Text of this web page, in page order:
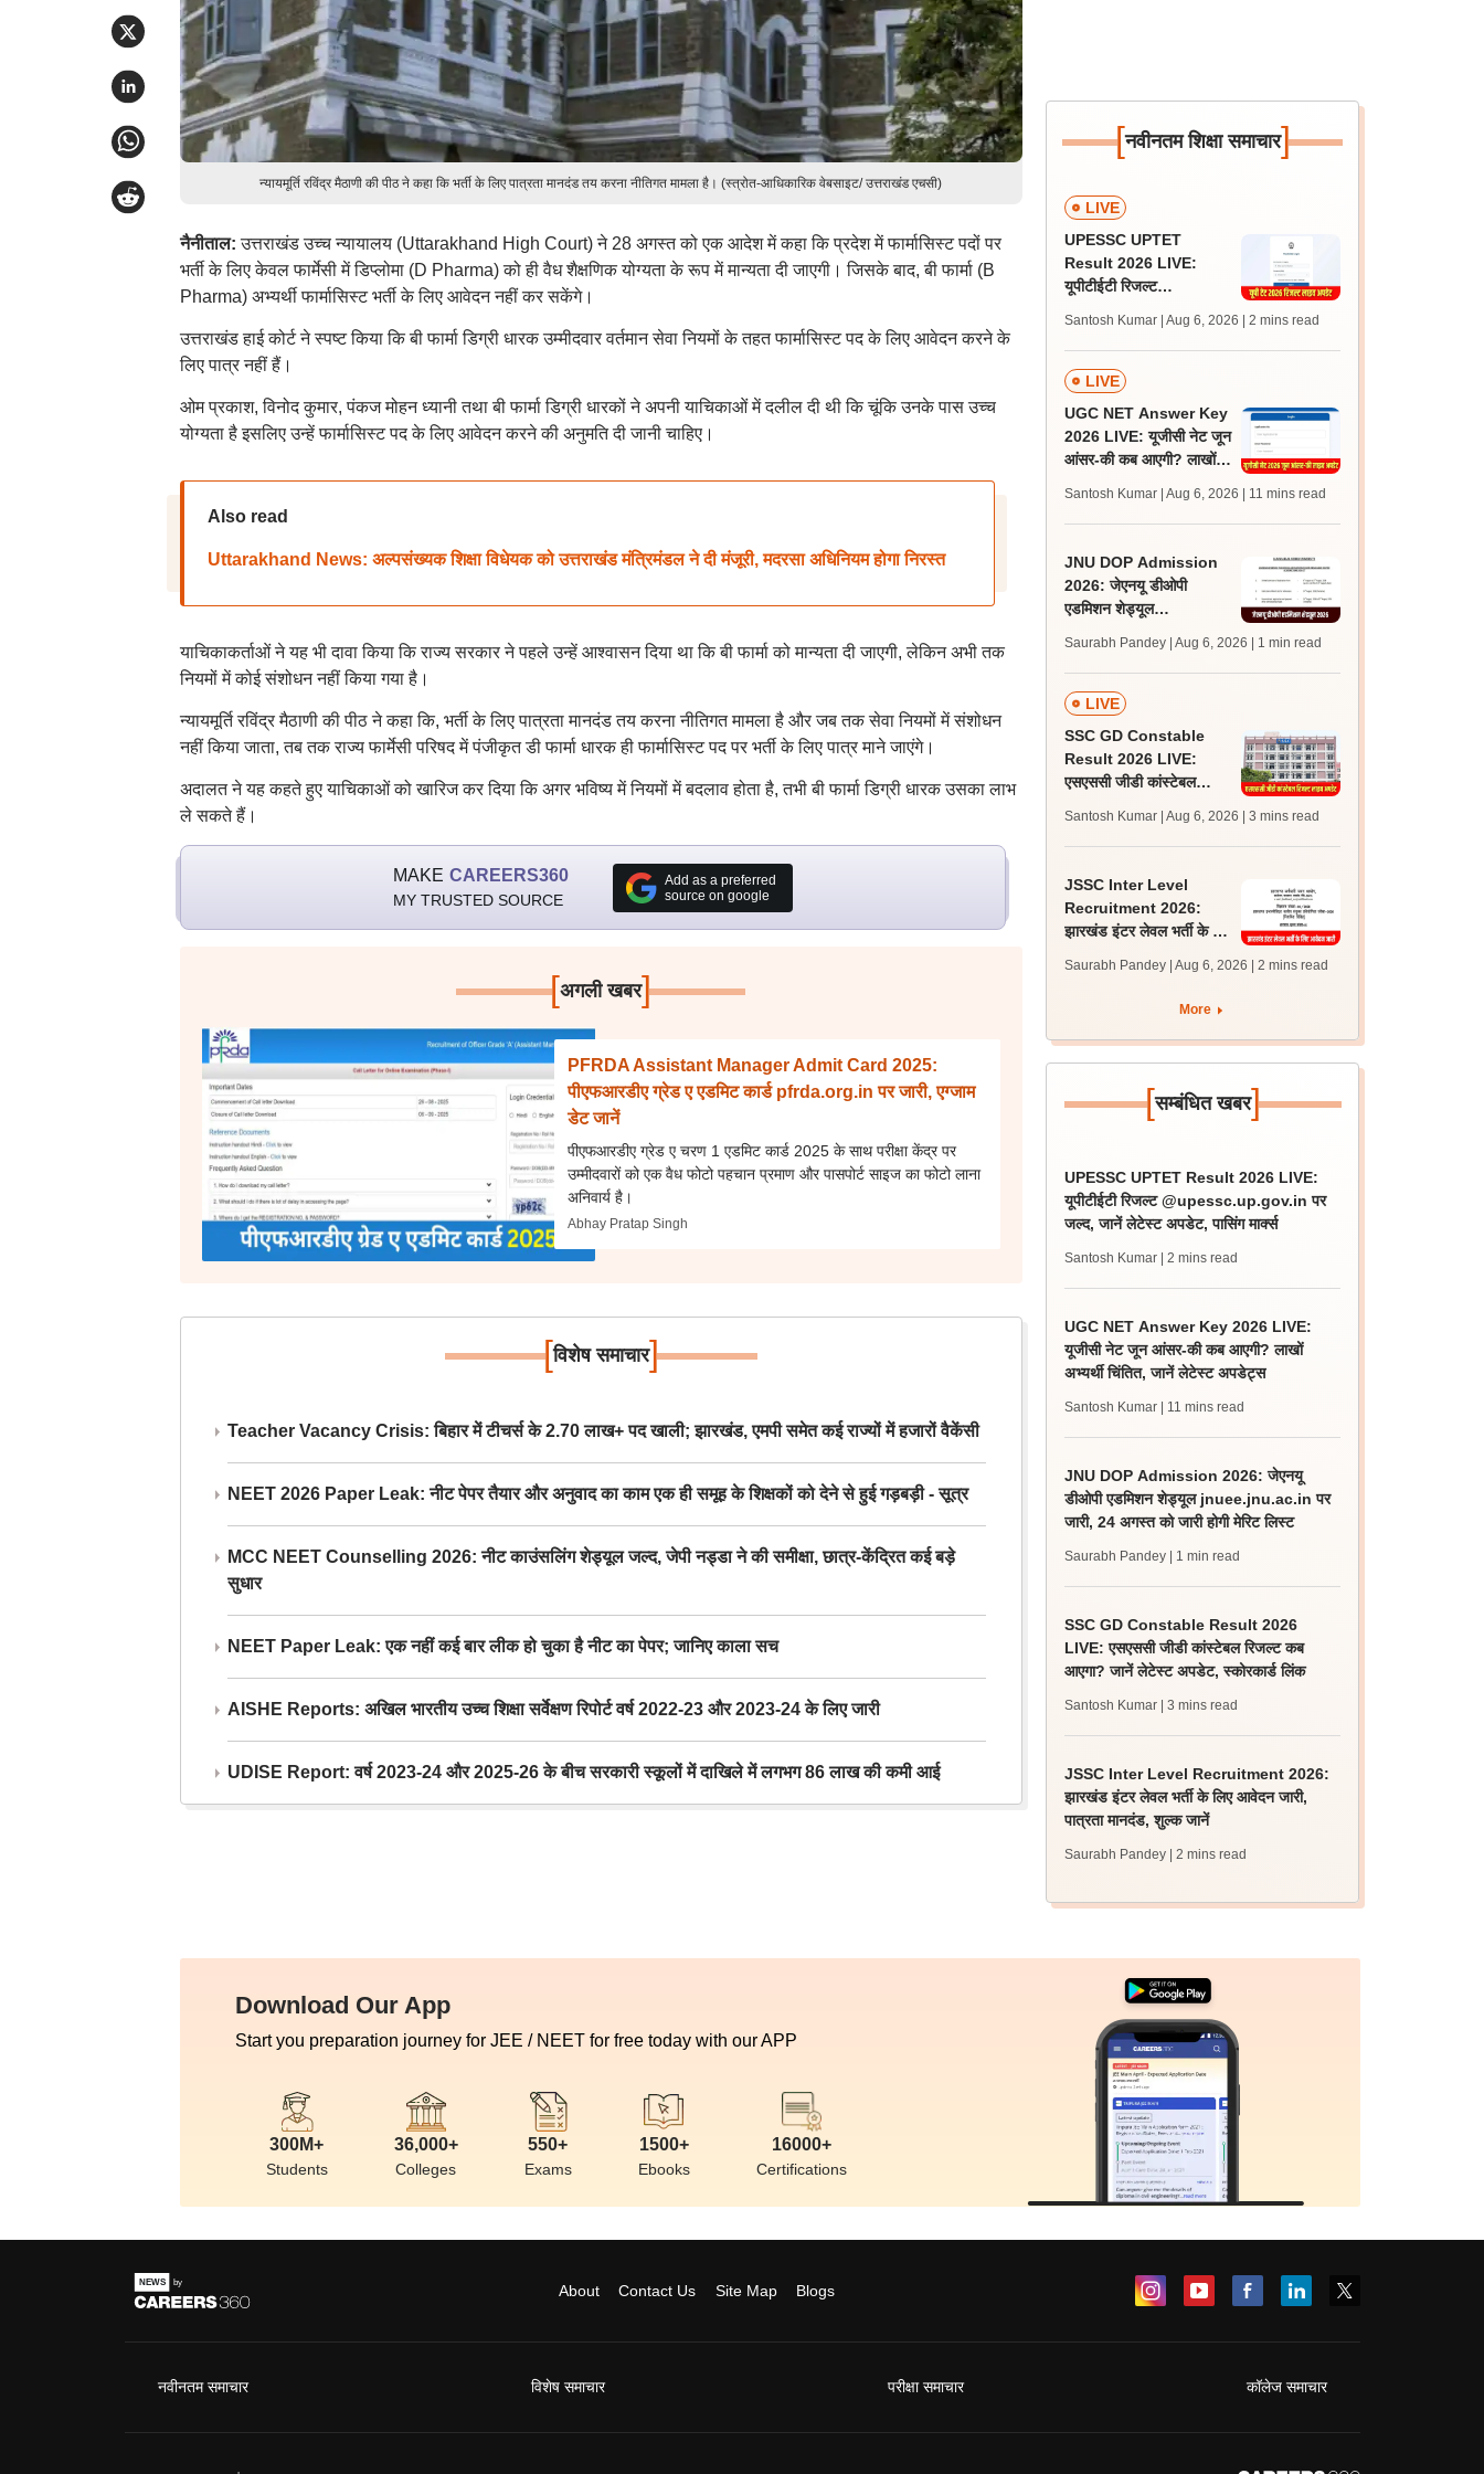
न्यायमूर्ति रविंद्र मैठाणी की पीठ ने कहा कि भर्ती के लिए पात्रता मानदंड तय करना नीतिगत मामला है। (स्त्रोत-आधिकारिक वेबसाइट/ उत्तराखंड एचसी)
नैनीताल:उत्तराखंड उच्च न्यायालय (Uttarakhand High Court) ने 28 अगस्त को एक आदेश में कहा कि प्रदेश में फार्मासिस्ट पदों पर
भर्ती के लिए केवल फार्मेसी में डिप्लोमा (D Pharma) को ही वैध शैक्षणिक योग्यता के रूप में मान्यता दी जाएगी। जिसके बाद, बी फार्मा (B
Pharma) अभ्यर्थी फार्मासिस्ट भर्ती के लिए आवेदन नहीं कर सकेंगे।
उत्तराखंड हाई कोर्ट ने स्पष्ट किया कि बी फार्मा डिग्री धारक उम्मीदवार वर्तमान सेवा नियमों के तहत फार्मासिस्ट पद के लिए आवेदन करने के
लिए पात्र नहीं हैं।
ओम प्रकाश, विनोद कुमार, पंकज मोहन ध्यानी तथा बी फार्मा डिग्री धारकों ने अपनी याचिकाओं में दलील दी थी कि चूंकि उनके पास उच्च
योग्यता है इसलिए उन्हें फार्मासिस्ट पद के लिए आवेदन करने की अनुमति दी जानी चाहिए।
Also read
Uttarakhand News: अल्पसंख्यक शिक्षा विधेयक को उत्तराखंड मंत्रिमंडल ने दी मंजूरी, मदरसा अधिनियम होगा निरस्त
याचिकाकर्ताओं ने यह भी दावा किया कि राज्य सरकार ने पहले उन्हें आश्वासन दिया था कि बी फार्मा को मान्यता दी जाएगी, लेकिन अभी तक
नियमों में कोई संशोधन नहीं किया गया है।
न्यायमूर्ति रविंद्र मैठाणी की पीठ ने कहा कि, भर्ती के लिए पात्रता मानदंड तय करना नीतिगत मामला है और जब तक सेवा नियमों में संशोधन
नहीं किया जाता, तब तक राज्य फार्मेसी परिषद में पंजीकृत डी फार्मा धारक ही फार्मासिस्ट पद पर भर्ती के लिए पात्र माने जाएंगे।
अदालत ने यह कहते हुए याचिकाओं को खारिज कर दिया कि अगर भविष्य में नियमों में बदलाव होता है, तभी बी फार्मा डिग्री धारक उसका लाभ
ले सकते हैं।
MAKE CAREERS360
MY TRUSTED SOURCE
Add as a preferred
source on google
[अगली खबर]
PFRDA Assistant Manager Admit Card 2025:
पीएफआरडीए ग्रेड ए एडमिट कार्ड pfrda.org.in पर जारी, एग्जाम
डेट जानें
पीएफआरडीए ग्रेड ए चरण 1 एडमिट कार्ड 2025 के साथ परीक्षा केंद्र पर
उम्मीदवारों को एक वैध फोटो पहचान प्रमाण और पासपोर्ट साइज का फोटो लाना
अनिवार्य है।
Abhay Pratap Singh
[विशेष समाचार]
Teacher Vacancy Crisis: बिहार में टीचर्स के 2.70 लाख+ पद खाली; झारखंड, एमपी समेत कई राज्यों में हजारों वैकेंसी
NEET 2026 Paper Leak: नीट पेपर तैयार और अनुवाद का काम एक ही समूह के शिक्षकों को देने से हुई गड़बड़ी - सूत्र
MCC NEET Counselling 2026: नीट काउंसलिंग शेड्यूल जल्द, जेपी नड्डा ने की समीक्षा, छात्र-केंद्रित कई बड़े
सुधार
NEET Paper Leak: एक नहीं कई बार लीक हो चुका है नीट का पेपर; जानिए काला सच
AISHE Reports: अखिल भारतीय उच्च शिक्षा सर्वेक्षण रिपोर्ट वर्ष 2022-23 और 2023-24 के लिए जारी
UDISE Report: वर्ष 2023-24 और 2025-26 के बीच सरकारी स्कूलों में दाखिले में लगभग 86 लाख की कमी आई
[नवीनतम शिक्षा समाचार]
LIVE
UPESSC UPTET
Result 2026 LIVE:
यूपीटीईटी रिजल्ट
जल्द, जानें लेटेस्ट अपडेट,
पासिंग मार्क्स
Santosh Kumar | Aug 6, 2026 | 2 mins read
LIVE
UGC NET Answer Key
2026 LIVE: यूजीसी नेट जून
आंसर-की कब आएगी? लाखों
Santosh Kumar | Aug 6, 2026 | 11 mins read
JNU DOP Admission
2026: जेएनयू डीओपी
एडमिशन शेड्यूल
24 अगस्त को जारी होगी मेरिट
लिस्ट
Saurabh Pandey | Aug 6, 2026 | 1 min read
LIVE
SSC GD Constable
Result 2026 LIVE:
एसएससी जीडी कांस्टेबल
लेटेस्ट अपडेट, स्कोरकार्ड लिंक
Santosh Kumar | Aug 6, 2026 | 3 mins read
JSSC Inter Level
Recruitment 2026:
झारखंड इंटर लेवल भर्ती के लिए
Saurabh Pandey | Aug 6, 2026 | 2 mins read
More
[सम्बंधित खबर]
UPESSC UPTET Result 2026 LIVE:
यूपीटीईटी रिजल्ट @upessc.up.gov.in पर
जल्द, जानें लेटेस्ट अपडेट, पासिंग मार्क्स
Santosh Kumar | 2 mins read
UGC NET Answer Key 2026 LIVE:
यूजीसी नेट जून आंसर-की कब आएगी? लाखों
अभ्यर्थी चिंतित, जानें लेटेस्ट अपडेट्स
Santosh Kumar | 11 mins read
JNU DOP Admission 2026: जेएनयू
डीओपी एडमिशन शेड्यूल jnuee.jnu.ac.in पर
जारी, 24 अगस्त को जारी होगी मेरिट लिस्ट
Saurabh Pandey | 1 min read
SSC GD Constable Result 2026
LIVE: एसएससी जीडी कांस्टेबल रिजल्ट कब
आएगा? जानें लेटेस्ट अपडेट, स्कोरकार्ड लिंक
Santosh Kumar | 3 mins read
JSSC Inter Level Recruitment 2026:
झारखंड इंटर लेवल भर्ती के लिए आवेदन जारी,
पात्रता मानदंड, शुल्क जानें
Saurabh Pandey | 2 mins read
Download Our App
Start you preparation journey for JEE / NEET for free today with our APP
300M+
Students
36,000+
Colleges
550+
Exams
1500+
Ebooks
16000+
Certifications
About Contact Us Site Map Blogs
नवीनतम समाचार विशेष समाचार परीक्षा समाचार कॉलेज समाचार